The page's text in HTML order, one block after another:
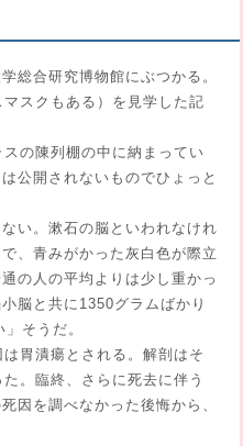
総合研究博物館にぶつかる。
スクもある）を見学した記
の陳列棚の中に納まってい
公開されないものでひょっと
い。漱石の脳といわれなけれ
、青みがかった灰白色が際立
の人の平均よりは少し重かっ
脳と共に1350グラムばかり
そうだ。
胃潰瘍とされる。解剖はそ
。臨終、さらに死去に伴う
因を調べなかった後悔から、